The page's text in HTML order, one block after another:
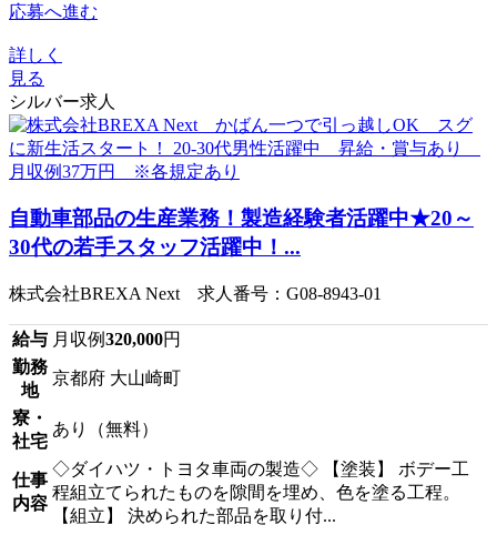
応募へ進む
詳しく
見る
シルバー求人
自動車部品の生産業務！製造経験者活躍中★20～
30代の若手スタッフ活躍中！...
株式会社BREXA Next 求人番号：G08-8943-01
給与 月収例320,000円
勤務
地
京都府 大山崎町
寮・
社宅
あり（無料）
仕事
内容
◇ダイハツ・トヨタ車両の製造◇ 【塗装】 ボデー工
程組立てられたものを隙間を埋め、色を塗る工程。
【組立】 決められた部品を取り付...